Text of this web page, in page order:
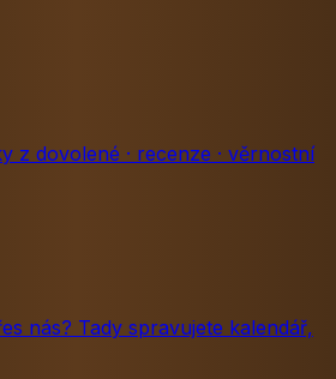
z dovolené · recenze · věrnostní
nás? Tady spravujete kalendář,